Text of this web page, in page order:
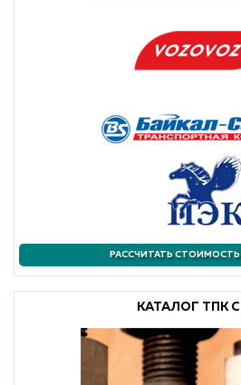
РАССЧИТАТЬ
КАТАЛОГ ТПК